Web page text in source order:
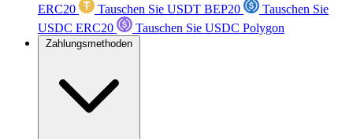
ERC20
Tauschen Sie USDT BEP20
Tauschen Sie
USDC ERC20
Tauschen Sie USDC Polygon
Zahlungsmethoden